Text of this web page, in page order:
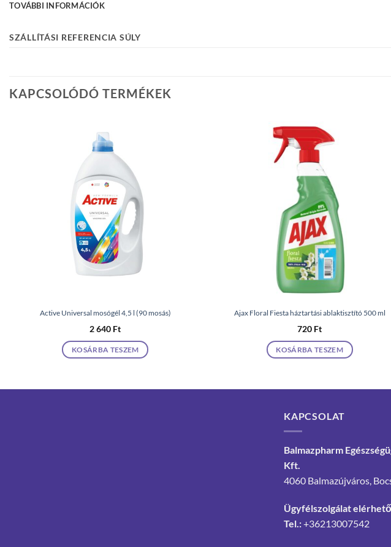
TOVÁBBI INFORMÁCIÓK
SZÁLLÍTÁSI REFERENCIA SÚLY
KAPCSOLÓDÓ TERMÉKEK
Active Universal mosógél 4,5 l (90 mosás)
2 640 Ft
KOSÁRBA TESZEM
Ajax Floral Fiesta háztartási ablaktisztító 500 ml
720 Ft
KOSÁRBA TESZEM
KAPCSOLAT
Balmazpharm
Kft.
4060 Balmazújváros,
Ügyfélszolgálat
Tel.:+36213007542